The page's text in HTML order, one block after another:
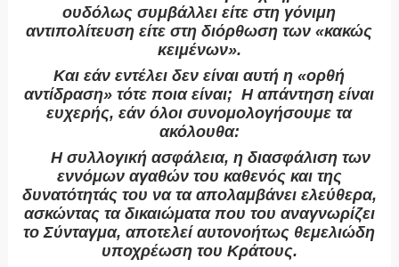
ουδόλως συμβάλλει είτε στη γόνιμη
αντιπολίτευση είτε στη διόρθωση των «κακώς
κειμένων».
Και εάν εντέλει δεν είναι αυτή η «ορθή
αντίδραση» τότε ποια είναι; Η απάντηση είναι
ευχερής, εάν όλοι συνομολογήσουμε τα
ακόλουθα:
Η συλλογική ασφάλεια, η διασφάλιση των
εννόμων αγαθών του καθενός και της
δυνατότητάς του να τα απολαμβάνει ελεύθερα,
ασκώντας τα δικαιώματα που του αναγνωρίζει
το Σύνταγμα, αποτελεί αυτονοήτως θεμελιώδη
υποχρέωση του Κράτους.